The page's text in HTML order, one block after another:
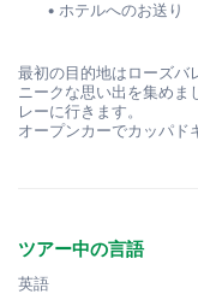
ホテルへのお送り
最初の目的地はローズバ
ニークな思い出を集め
レーに行きます。
オープンカーでカッパド
ツアー中の言語
英語